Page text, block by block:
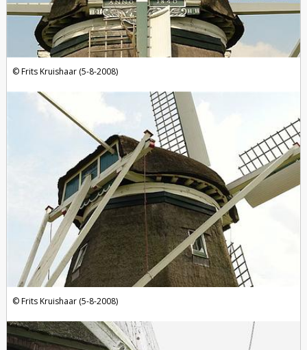
Frits Kruishaar (5-8-2008)
Frits Kruishaar (5-8-2008)